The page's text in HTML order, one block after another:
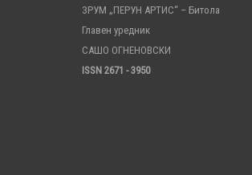
ЗРУМ „ПЕРУН АРТИС“ – Битола
Главен уредник
САШО ОГНЕНОВСКИ
ISSN 2671 - 3950